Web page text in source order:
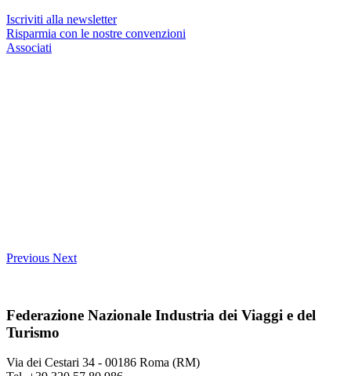
Iscriviti alla newsletter
Risparmia con le nostre convenzioni
Associati
Previous Next
Federazione Nazionale Industria dei Viaggi e del
Turismo
Via dei Cestari 34 - 00186 Roma (RM)